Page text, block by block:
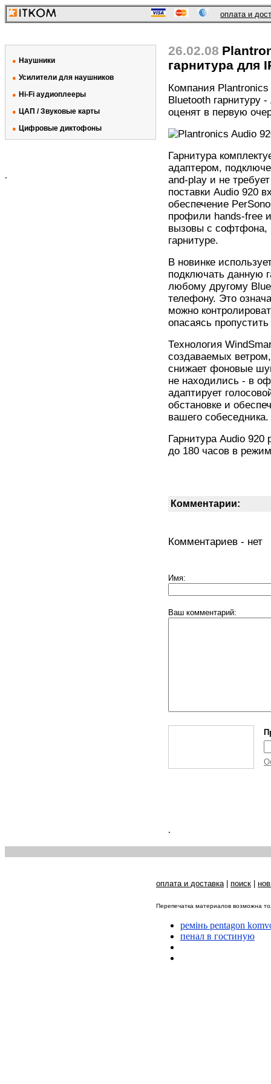
оплата и
● Наушники
● Усилители для наушников
● Hi-Fi аудиоплееры
● ЦАП / Звуковые карты
● Цифровые диктофоны
.
26.02.08
гарнитура для
Компания
Bluetooth гарнитуру
оценят в первую
Гарнитура
адаптером,
and-play и не
поставки Audio 920
обеспечение
профили hands-free
вызовы с софтфона,
гарнитуре.
В новинке
подключать данную
любому другому
телефону. Это
можно
опасаясь
Технология
создаваемых
снижает фоновые
не находились - в
адаптирует
обстановке и
вашего собеседника.
Гарнитура Audio 920
до 180 часов в
Комментарии:
Комментариев - нет
Имя:
Ваш комментарий:
.
оплата и доставка| поиск
Перепечатка материалов возможна
ремінь pentagon
пенал в гостиную